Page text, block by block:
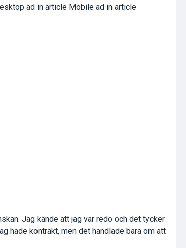
ad in article Mobile ad in article
Jag kände att jag var redo och det tycker
hade kontrakt, men det handlade bara om att